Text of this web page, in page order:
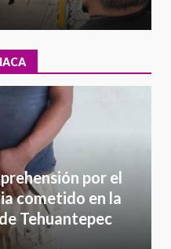
por el
cometido en la
Tehuantepec